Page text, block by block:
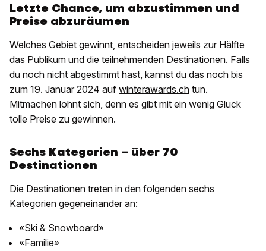
Letzte Chance, um abzustimmen und
Preise abzuräumen
Welches Gebiet gewinnt, entscheiden jeweils zur Hälfte
das Publikum und die teilnehmenden Destinationen. Falls
du noch nicht abgestimmt hast, kannst du das noch bis
zum 19. Januar 2024 auf winterawards.ch tun.
Mitmachen lohnt sich, denn es gibt mit ein wenig Glück
tolle Preise zu gewinnen.
Sechs Kategorien – über 70
Destinationen
Die Destinationen treten in den folgenden sechs
Kategorien gegeneinander an:
«Ski & Snowboard»
«Familie»